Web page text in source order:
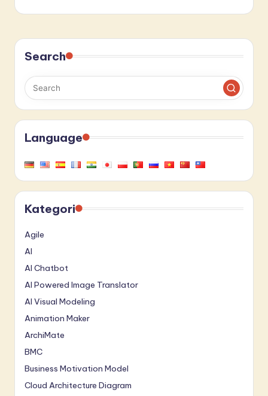
Search
Language
Kategori
Agile
AI
AI Chatbot
AI Powered Image Translator
AI Visual Modeling
Animation Maker
ArchiMate
BMC
Business Motivation Model
Cloud Architecture Diagram